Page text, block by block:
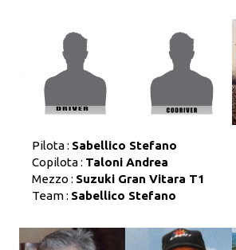
Pilota : Sabellico Stefano
Copilota : Taloni Andrea
Mezzo : Suzuki Gran Vitara T1
Team : Sabellico Stefano